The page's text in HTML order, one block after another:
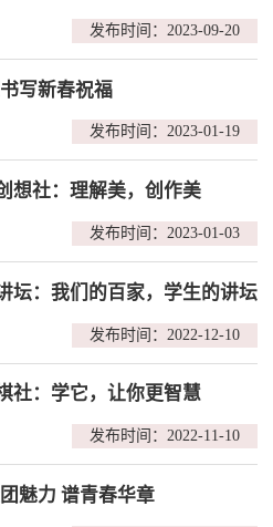
发布时间：2023-09-20
写新春祝福
发布时间：2023-01-19
想社：理解美，创作美
发布时间：2023-01-03
坛：我们的百家，学生的讲坛
发布时间：2022-12-10
社：学它，让你更智慧
发布时间：2022-11-10
魅力 谱青春华章